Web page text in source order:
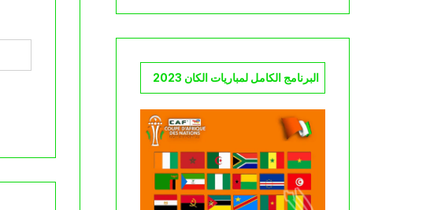
البرنامج الكامل لمباريات الكان 2023